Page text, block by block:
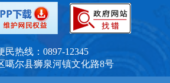
热线：0897-12345
噶尔县狮泉河镇文化路8号